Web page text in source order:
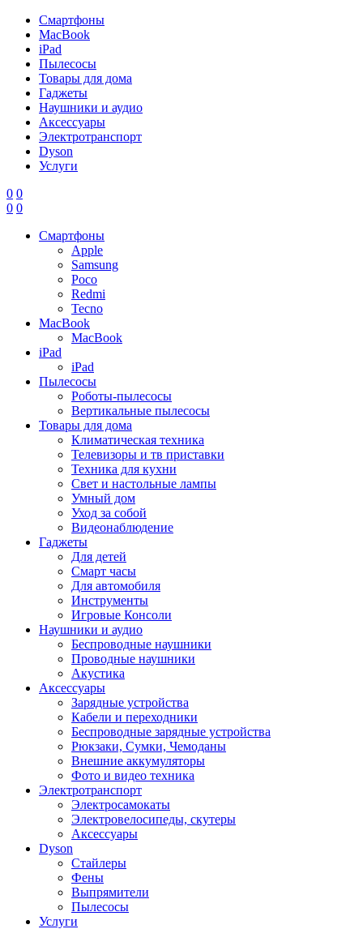
Смартфоны
MacBook
iPad
Пылесосы
Товары для дома
Гаджеты
Наушники и аудио
Аксессуары
Электротранспорт
Dyson
Услуги
0 0
0 0
Смартфоны
Apple
Samsung
Poco
Redmi
Tecno
MacBook
MacBook
iPad
iPad
Пылесосы
Роботы-пылесосы
Вертикальные пылесосы
Товары для дома
Климатическая техника
Телевизоры и тв приставки
Техника для кухни
Свет и настольные лампы
Умный дом
Уход за собой
Видеонаблюдение
Гаджеты
Для детей
Смарт часы
Для автомобиля
Инструменты
Игровые Консоли
Наушники и аудио
Беспроводные наушники
Проводные наушники
Акустика
Аксессуары
Зарядные устройства
Кабели и переходники
Беспроводные зарядные устройства
Рюкзаки, Сумки, Чемоданы
Внешние аккумуляторы
Фото и видео техника
Электротранспорт
Электросамокаты
Электровелосипеды, скутеры
Аксессуары
Dyson
Стайлеры
Фены
Выпрямители
Пылесосы
Услуги